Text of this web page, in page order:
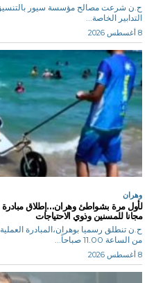
ح.ن شرعت مصالح مؤسسة سيور
التدابير الخاصة...
8 أغسطس 2026
وهران
لأول مرة بشواطئ وهران…إطلاق
مجانا للمسنين وذوي الاحتياجات
ح.ن تنطلق رسميا بوهران،المبادرة
من الساعة 11.00 صباحاً...
8 أغسطس 2026